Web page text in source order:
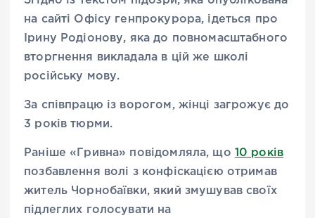
на сайті Офісу генпрокурора, ідеться про
Ірину Родіонову, яка до повномасштабного
вторгнення викладала в цій же школі
російську мову.
За співпрацю із ворогом, жінці загрожує до
3 років тюрми.
Раніше «Гривна» повідомляла, що 10 років
позбавлення волі з конфіскацією отримав
житель Чорнобаївки, який змушував своїх
підлеглих голосувати на